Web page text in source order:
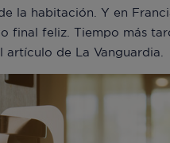
la habitación. Y en
final feliz. Tiempo más
de La Vanguardia.